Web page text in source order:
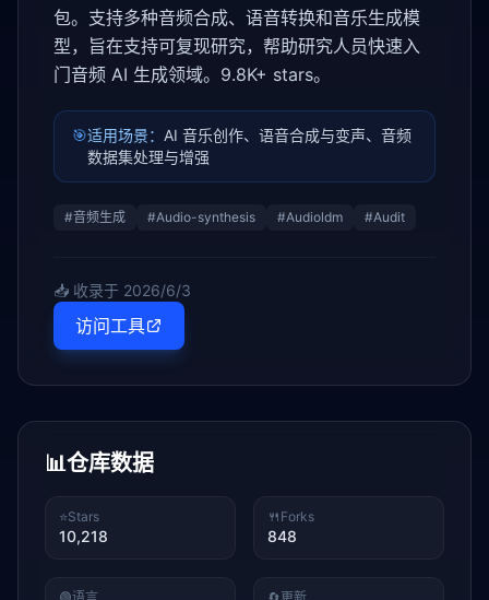
包。支持多种音频合成、语音转换和音乐生成模
型，旨在支持可复现研究，帮助研究人员快速入
门音频 AI 生成领域。9.8K+ stars。
🎯适用场景： AI 音乐创作、语音合成与变声、音频
数据集处理与增强
#音频生成 #Audio-synthesis #Audioldm #Audit
📥 收录于 2026/6/3
访问工具
📊仓库数据
⭐Stars
10,218
🍴 Forks
848